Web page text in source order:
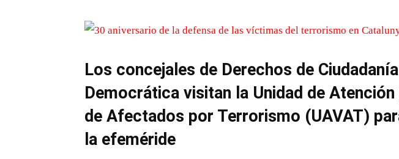
Los concejales de Derechos de
Democrática visitan la Unidad de
de Afectados por Terrorismo (UAVAT)
la efeméride